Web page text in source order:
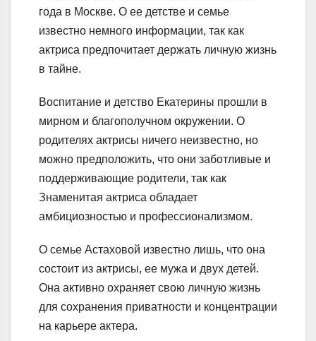
года в Москве. О ее детстве и семье
известно немного информации, так как
актриса предпочитает держать личную жизнь
в тайне.
Воспитание и детство Екатерины прошли в
мирном и благополучном окружении. О
родителях актрисы ничего неизвестно, но
можно предположить, что они заботливые и
поддерживающие родители, так как
Знаменитая актриса обладает
амбициозностью и профессионализмом.
О семье Астаховой известно лишь, что она
состоит из актрисы, ее мужа и двух детей.
Она активно охраняет свою личную жизнь
для сохранения приватности и концентрации
на карьере актера.